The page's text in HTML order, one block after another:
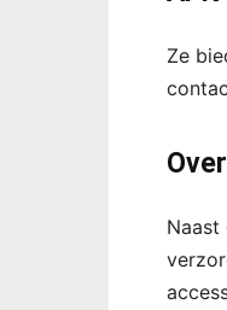
Ze
Naast